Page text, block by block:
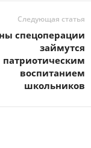
Следующая статья
спецоперации
займутся
патриотическим
воспитанием
школьников